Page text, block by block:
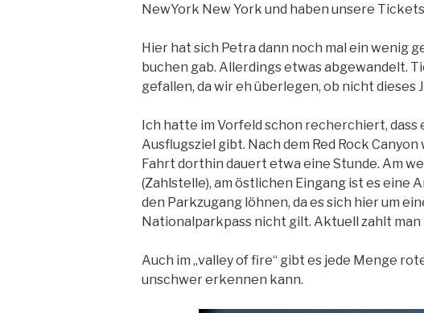
NewYork New York und haben unsere
Hier hat sich Petra dann noch mal ein wenig
buchen gab. Allerdings etwas abgewandelt.
gefallen, da wir eh überlegen, ob nicht dieses
Ich hatte im Vorfeld schon recherchiert, dass
Ausflugsziel gibt. Nach dem Red Rock Canyon
Fahrt dorthin dauert etwa eine Stunde. Am
(Zahlstelle), am östlichen Eingang ist es eine
den Parkzugang löhnen, da es sich hier um
Nationalparkpass nicht gilt. Aktuell zahlt man
Auch im „valley of fire“ gibt es jede Menge
unschwer erkennen kann.